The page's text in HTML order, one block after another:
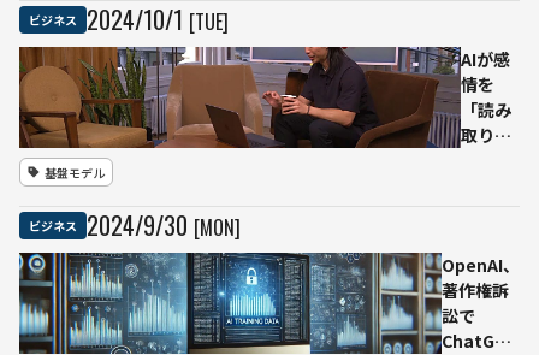
な！
断す
る課
題解
決を
始
RAGを
使って
蓄積さ
ンサー
から回
答を生
成
ビジネス 2024/10/1 [TUE]
AIが感
情を
「読み
取り」
AIが新
ボイス
インタ
ーフェ
基盤モデル
ビジネス 2024/9/30 [MON]
OpenAI、
著作権訴
訟で
ChatGPT